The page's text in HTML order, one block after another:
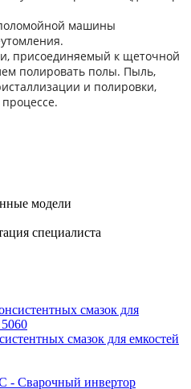
машины
присоединяемый к щеточной
полировать полы. Пыль,
и полировки,
модели
специалиста
смазок для емкостей